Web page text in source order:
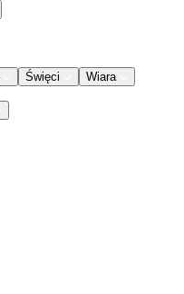
Święci Wiara